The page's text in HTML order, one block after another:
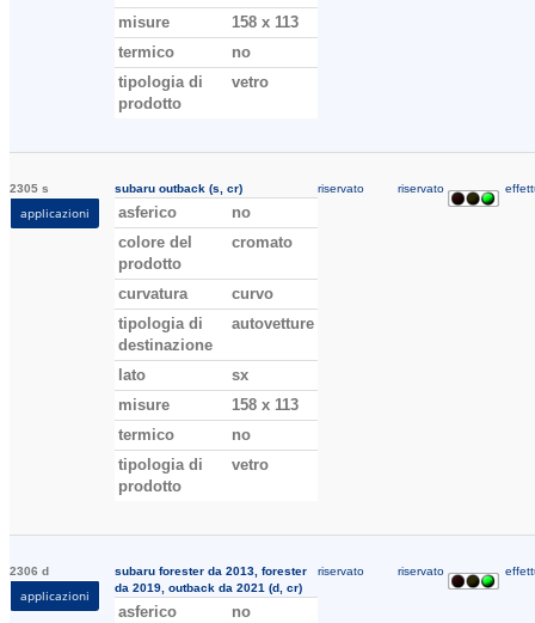
misure
158 x 113
termico
no
tipologia di
prodotto
vetro
2305 s
applicazioni
subaru outback (s, cr)
asferico
no
colore del
prodotto
cromato
curvatura
curvo
tipologia di
destinazione
autovetture
lato
sx
misure
158 x 113
termico
no
tipologia di
prodotto
vetro
riservato riservato
2306 d
applicazioni
subaru forester da 2013, forester
da 2019, outback da 2021 (d, cr)
asferico
no
riservato riservato